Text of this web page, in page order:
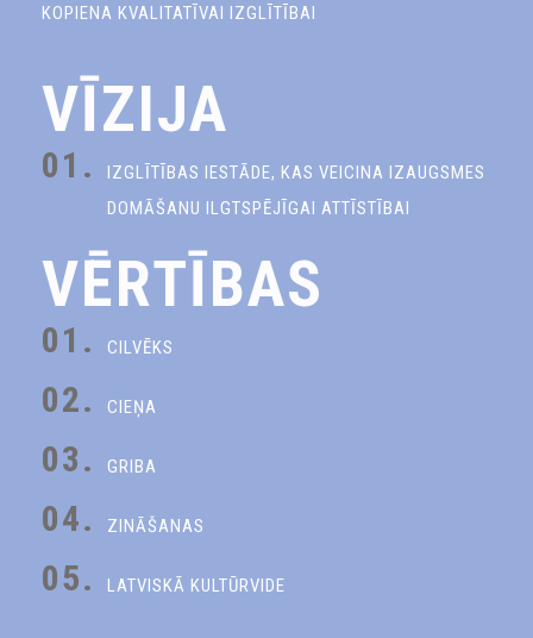
KOPIENA KVALITATĪVAI IZGLĪTĪBAI
VĪZIJA
01.
IZGLĪTĪBAS IESTĀDE, KAS VEICINA IZAUGSMES
DOMĀŠANU ILGTSPĒJĪGAI ATTĪSTĪBAI
VĒRTĪBAS
01. CILVĒKS
02. CIEŅA
03. GRIBA
04. ZINĀŠANAS
05. LATVISKĀ KULTŪRVIDE